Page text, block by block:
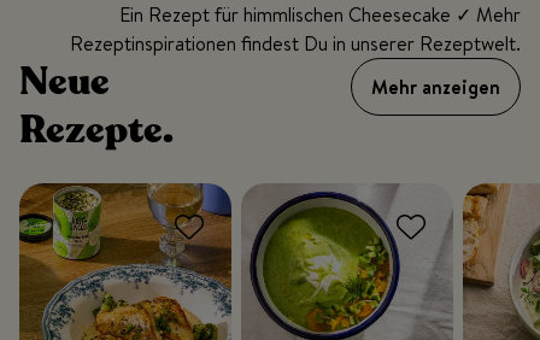
Ein Rezept für himmlischen Cheesecake ✓ Mehr
Rezeptinspirationen findest Du in unserer Rezeptwelt.
Neue
Rezepte.
Mehr anzeigen